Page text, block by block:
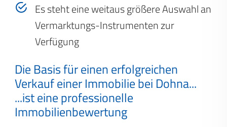
Es steht eine weitaus größere Auswahl an
Vermarktungs-Instrumenten zur
Verfügung
Die Basis für einen erfolgreichen
Verkauf einer Immobilie bei Dohna...
...ist eine professionelle
Immobilienbewertung